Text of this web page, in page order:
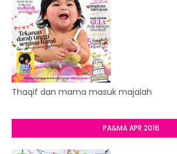
Thaqif dan mama masuk majalah
PA&MA APR 2016